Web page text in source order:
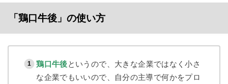
「鶏口牛後」の使い方
鶏口牛後というので、大きな企業ではなく小さ
な企業でもいいので、自分の主導で何かをプロ